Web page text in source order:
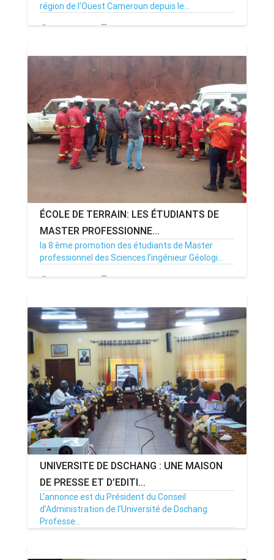
région de l'Ouest Cameroun depuis le...
15/09/21 Par MenouActu 0
ÉCOLE DE TERRAIN: LES ÉTUDIANTS DE
MASTER PROFESSIONNE...
la 8 ème promotion des étudiants de Master
professionnel des Sciences l'ingénieur Géologi...
29/06/21 Par MenouActu 0
UNIVERSITE DE DSCHANG : UNE MAISON
DE PRESSE ET D’EDITI...
L’annonce est du Président du Conseil
d’Administration de l’Université de Dschang
Professe...